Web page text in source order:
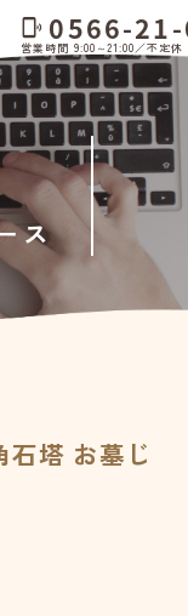
ス
石塔 お墓じ
phonelink_ring 0566-
営業時間 9:00～21:00／不定休